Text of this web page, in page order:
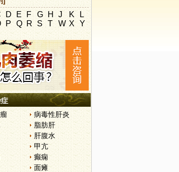
D E F G H J K
L
P Q R S T W X
Y
病毒性肝炎
脂肪肝
肝腹水
甲亢
癫痫
面瘫